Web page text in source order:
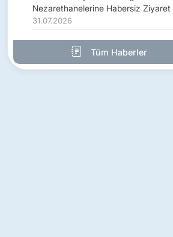
Nezarethanelerine Habersiz Ziyaret
31.07.2026
Tüm Haberler